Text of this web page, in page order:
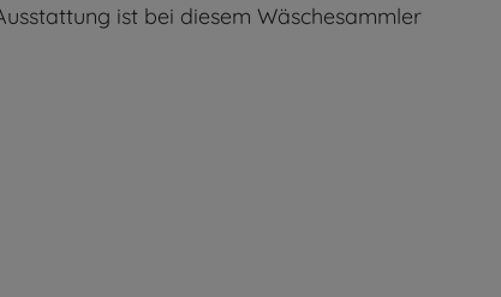
ist bei diesem Wäschesammler